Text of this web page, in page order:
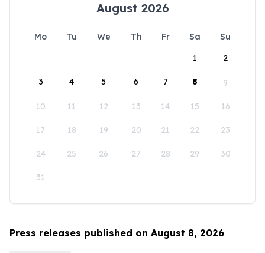
August 2026
Mo Tu We Th Fr Sa
Su
1
2
3 4 5 6 7 8 9
10 11 12 13 14 15 16
17 18 19 20 21 22 23
24 25 26 27 28 29 30
31
Press releases published on August 8, 2026